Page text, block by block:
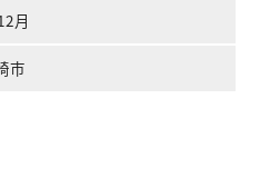
月
市